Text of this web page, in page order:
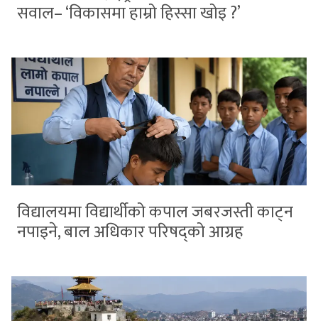
सवाल– ‘विकासमा हाम्रो हिस्सा खोइ ?’
विद्यालयमा विद्यार्थीको कपाल जबरजस्ती काट्न
नपाइने, बाल अधिकार परिषद्को आग्रह